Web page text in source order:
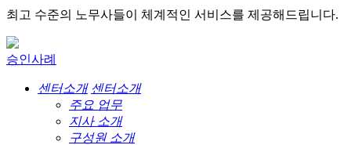
최고 수준의 노무사들이 체계적인 서비스를 제공해드립니다.
승인사례
센터소개 센터소개
주요 업무
지사 소개
구성원 소개